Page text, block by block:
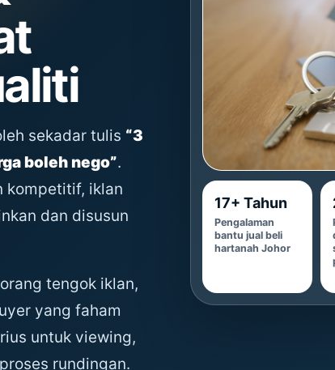
sekadar tulis “3
boleh nego”.
kompetitif, iklan
dan disusun
tengok iklan,
yang faham
untuk viewing,
rundingan.
17+ Tahun
Pengalaman
bantu jual beli
hartanah Johor